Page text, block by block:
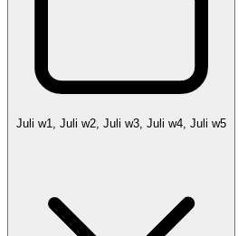
Juli w1, Juli w2, Juli w3, Juli w4, Juli w5